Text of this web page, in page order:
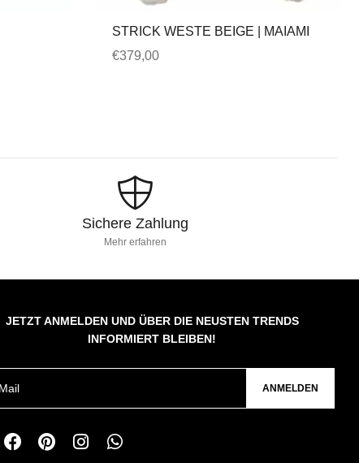
STRICK WESTE BEIGE | MAIAMI
€379,00
Sichere Zahlung
Mehr erfahren
JETZT ANMELDEN UND ÜBER DIE NEUSTEN TRENDS
INFORMIERT BLEIBEN!
ANMELDEN